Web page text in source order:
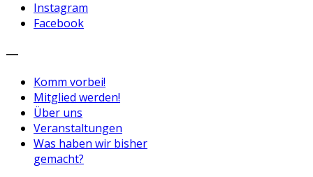
Instagram
Facebook
—
Komm vorbei!
Mitglied werden!
Über uns
Veranstaltungen
Was haben wir bisher
gemacht?